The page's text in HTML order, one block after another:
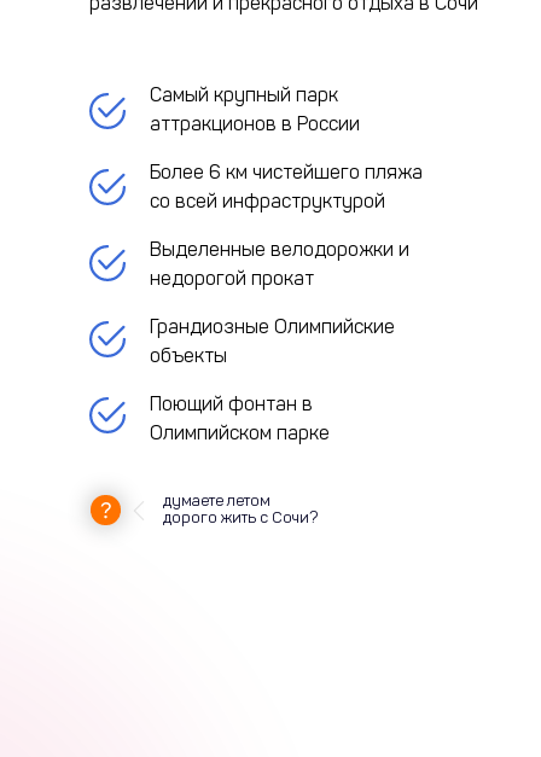
Самый крупный парк
аттракционов в России
Более 6 км чистейшего пляжа
со всей инфраструктурой
Выделенные велодорожки и
недорогой прокат
Грандиозные Олимпийские
объекты
Поющий фонтан в
Олимпийском парке
думаете летом
дорого жить с Сочи?